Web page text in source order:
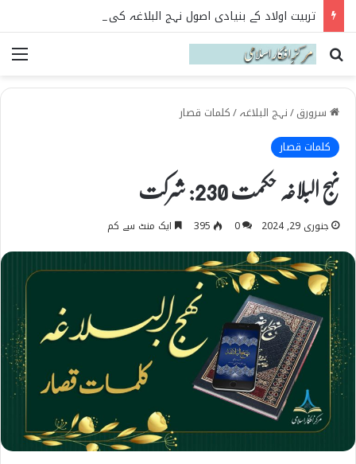
تربیت اولاد کے بنیادی اصول نہج البلاغہ کی روشنی میں
Search for
سرورق/نہج البلاغہ/کلمات قصار
کلمات قصار
نہج البلاغہ حکمت 230: شرکت
جنوری 29, 2024 0
395 ایک منٹ سے کم